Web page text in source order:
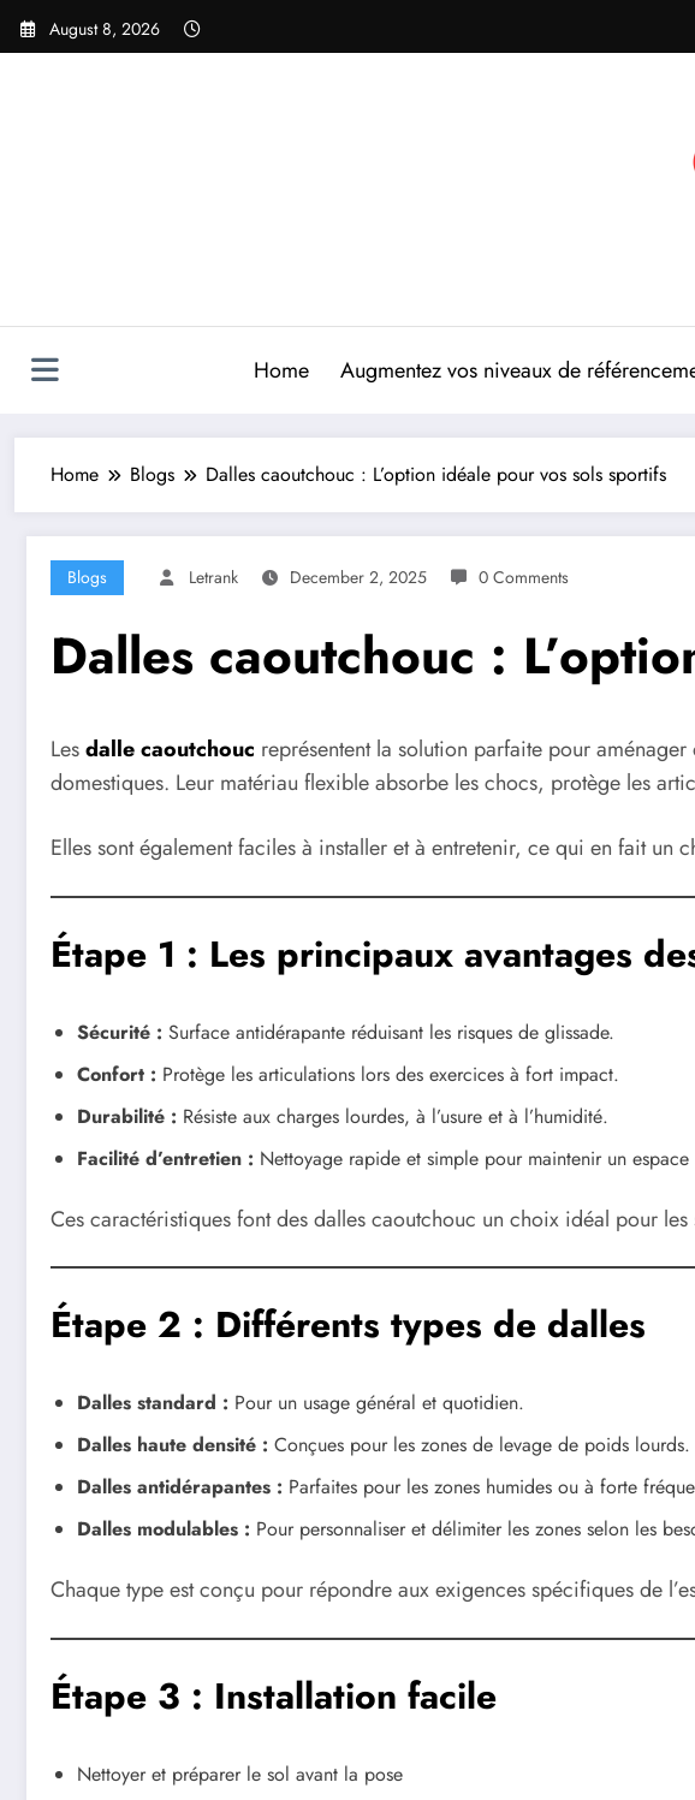
Skip
August 8, 2026
Home Augmentez vos niveaux de
Home Blogs Dalles caoutchouc : L’option idéale pour vos sols sportifs
Blogs Letrank December 2, 2025 0 Comments
Dalles caoutchouc :
Lesdalle caoutchouc représentent la solution parfaite pour
domestiques. Leur matériau flexible absorbe les chocs, protège les
Elles sont également faciles à installer et à entretenir, ce qui en fait un
Étape 1 : Les principaux avantages
Sécurité : Surface antidérapante réduisant les risques de glissade.
Confort : Protège les articulations lors des exercices à fort impact.
Durabilité : Résiste aux charges lourdes, à l’usure et à l’humidité.
Facilité d’entretien : Nettoyage rapide et simple pour maintenir un espace
Ces caractéristiques font des dalles caoutchouc un choix idéal pour
Étape 2 : Différents types de dalles
Dalles standard : Pour un usage général et quotidien.
Dalles haute densité : Conçues pour les zones de levage de poids lourds.
Dalles antidérapantes : Parfaites pour les zones humides ou à forte
Dalles modulables : Pour personnaliser et délimiter les zones selon les
Chaque type est conçu pour répondre aux exigences spécifiques de
Étape 3 : Installation facile
Nettoyer et préparer le sol avant la pose